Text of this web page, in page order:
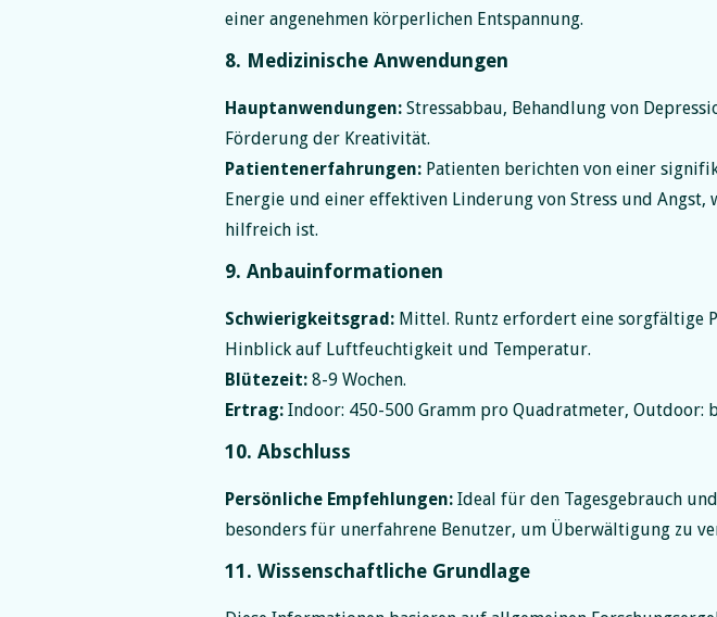
einer angenehmen körperlichen Entspannung.
8. Medizinische Anwendungen
Hauptanwendungen: Stressabbau, Behandlung von
Förderung der Kreativität.
Patientenerfahrungen: Patienten berichten von einer
Energie und einer effektiven Linderung von Stress und
hilfreich ist.
9. Anbauinformationen
Schwierigkeitsgrad: Mittel. Runtz erfordert eine sorgfältige
Hinblick auf Luftfeuchtigkeit und Temperatur.
Blütezeit: 8-9 Wochen.
Ertrag: Indoor: 450-500 Gramm pro Quadratmeter, Outdoor:
10. Abschluss
Persönliche Empfehlungen: Ideal für den Tagesgebrauch
besonders für unerfahrene Benutzer, um Überwältigung zu
11. Wissenschaftliche Grundlage